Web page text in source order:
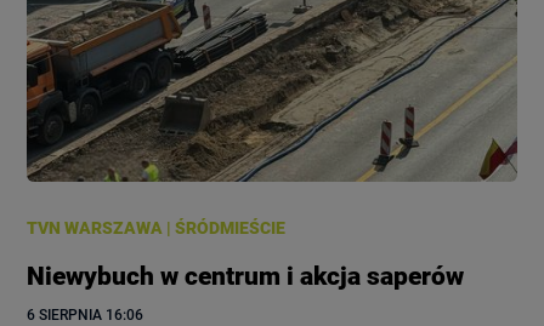
TVN WARSZAWA |ŚRÓDMIEŚCIE
Niewybuch w centrum i akcja saperów
6 SIERPNIA 16:06